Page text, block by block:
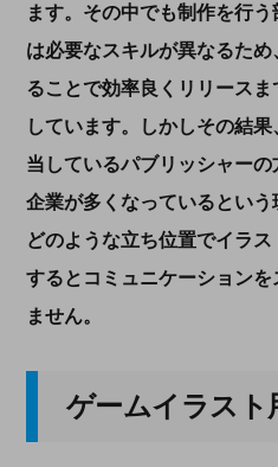
ます。その中でも制作を行
は必要なスキルが異なるた
ることで効率良くリリース
しています。しかしその結
当しているパブリッシャー
企業が多くなっているという
どのような立ち位置でイラ
するとコミュニケーション
ません。
ゲームイラスト